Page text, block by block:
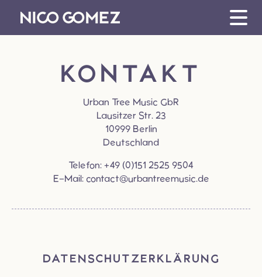
VIDEOS
SHOP
BIO
KONTAKT
KONTAKT
Urban Tree Music GbR
Lausitzer Str. 23
10999 Berlin
Deutschland
Telefon: +49 (0)151 2525 9504
E-Mail: contact@urbantreemusic.de
DATENSCHUTZ­ERKLÄRUNG